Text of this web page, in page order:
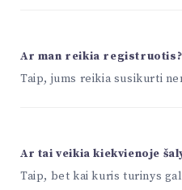
Ar man reikia registruotis?
Taip, jums reikia susikurti
Ar tai veikia kiekvienoje
Taip, bet kai kuris turinys